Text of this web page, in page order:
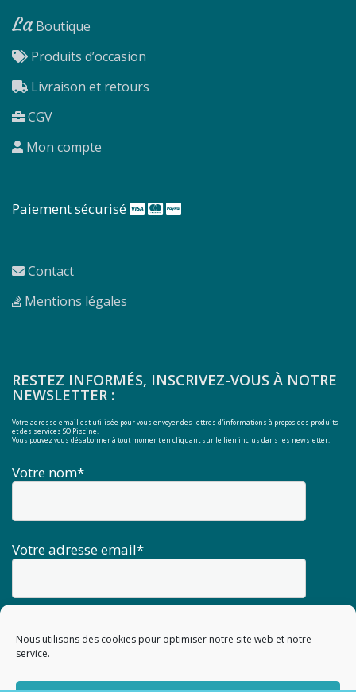
Nous utilisons des cookies pour optimiser notre site web et notre
service.
La Boutique
Produits d’occasion
Livraison et retours
CGV
Mon compte
Paiement sécurisé
Contact
Mentions légales
RESTEZ INFORMÉS, INSCRIVEZ-VOUS À NOTRE
NEWSLETTER :
Votre adresse email est utilisée pour vous envoyer des lettres d'informations à propos des produits
et des services SO Piscine.
Vous pouvez vous désabonner à tout moment en cliquant sur le lien inclus dans les newsletter.
Votre nom*
Votre adresse email*